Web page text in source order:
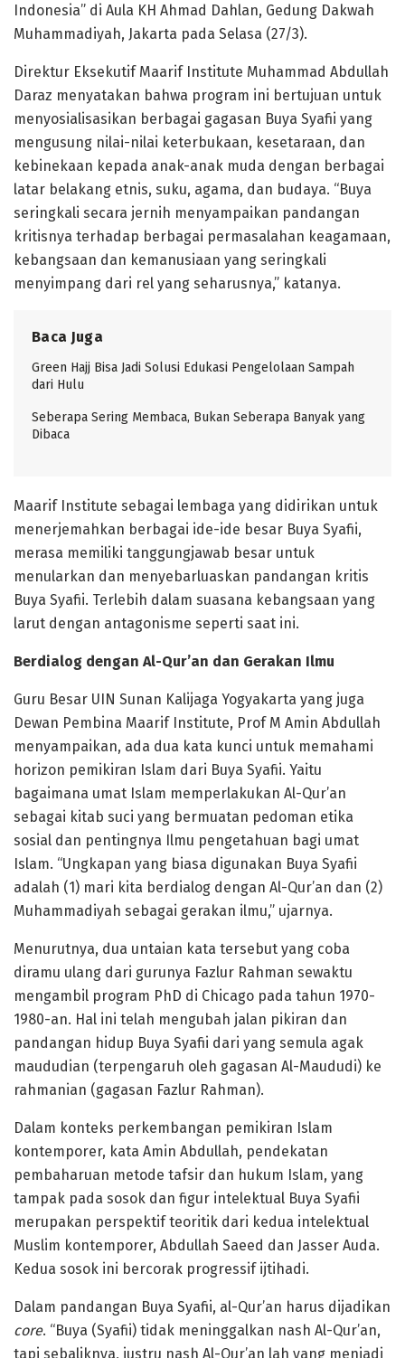
Indonesia” di Aula KH Ahmad Dahlan, Gedung Dakwah
Muhammadiyah, Jakarta pada Selasa (27/3).
Direktur Eksekutif Maarif Institute Muhammad Abdullah
Daraz menyatakan bahwa program ini bertujuan untuk
menyosialisasikan berbagai gagasan Buya Syafii yang
mengusung nilai-nilai keterbukaan, kesetaraan, dan
kebinekaan kepada anak-anak muda dengan berbagai
latar belakang etnis, suku, agama, dan budaya. “Buya
seringkali secara jernih menyampaikan pandangan
kritisnya terhadap berbagai permasalahan keagamaan,
kebangsaan dan kemanusiaan yang seringkali
menyimpang dari rel yang seharusnya,” katanya.
Baca Juga
Green Hajj Bisa Jadi Solusi Edukasi Pengelolaan Sampah
dari Hulu
Seberapa Sering Membaca, Bukan Seberapa Banyak yang
Dibaca
Maarif Institute sebagai lembaga yang didirikan untuk
menerjemahkan berbagai ide-ide besar Buya Syafii,
merasa memiliki tanggungjawab besar untuk
menularkan dan menyebarluaskan pandangan kritis
Buya Syafii. Terlebih dalam suasana kebangsaan yang
larut dengan antagonisme seperti saat ini.
Berdialog dengan Al-Qur’an dan Gerakan Ilmu
Guru Besar UIN Sunan Kalijaga Yogyakarta yang juga
Dewan Pembina Maarif Institute, Prof M Amin Abdullah
menyampaikan, ada dua kata kunci untuk memahami
horizon pemikiran Islam dari Buya Syafii. Yaitu
bagaimana umat Islam memperlakukan Al-Qur’an
sebagai kitab suci yang bermuatan pedoman etika
sosial dan pentingnya Ilmu pengetahuan bagi umat
Islam. “Ungkapan yang biasa digunakan Buya Syafii
adalah (1) mari kita berdialog dengan Al-Qur’an dan (2)
Muhammadiyah sebagai gerakan ilmu,” ujarnya.
Menurutnya, dua untaian kata tersebut yang coba
diramu ulang dari gurunya Fazlur Rahman sewaktu
mengambil program PhD di Chicago pada tahun 1970-
1980-an. Hal ini telah mengubah jalan pikiran dan
pandangan hidup Buya Syafii dari yang semula agak
maududian (terpengaruh oleh gagasan Al-Maududi) ke
rahmanian (gagasan Fazlur Rahman).
Dalam konteks perkembangan pemikiran Islam
kontemporer, kata Amin Abdullah, pendekatan
pembaharuan metode tafsir dan hukum Islam, yang
tampak pada sosok dan figur intelektual Buya Syafii
merupakan perspektif teoritik dari kedua intelektual
Muslim kontemporer, Abdullah Saeed dan Jasser Auda.
Kedua sosok ini bercorak progressif ijtihadi.
Dalam pandangan Buya Syafii, al-Qur’an harus dijadikan
core. “Buya (Syafii) tidak meninggalkan nash Al-Qur’an,
tapi sebaliknya, justru nash Al-Qur’an lah yang menjadi